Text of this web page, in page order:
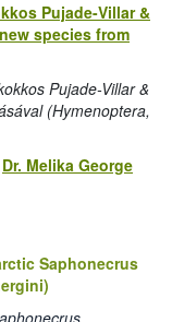
Pujade-Villar &
species from
Pujade-Villar &
(Hymenoptera,
Dr. Melika George
Saphonecrus